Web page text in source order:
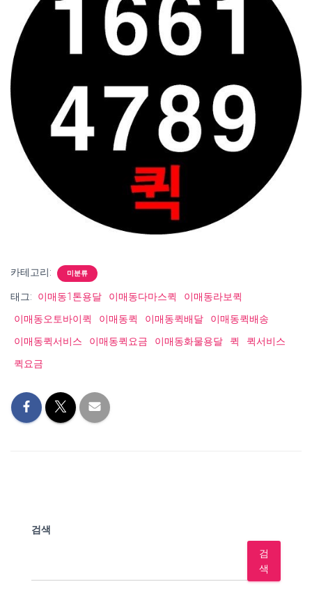
카테고리: 미분류
태그: 이매동1톤용달 이매동다마스퀵
이매동라보퀵
이매동오토바이퀵
이매동퀵 이매동퀵배달
이매동퀵배송
이매동퀵서비스
이매동퀵요금 이매동화물용달 퀵
퀵서비스
퀵요금
검색
검
색